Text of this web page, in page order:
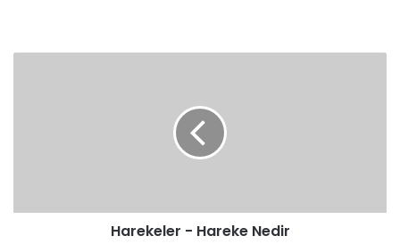
Harekeler - Hareke Nedir